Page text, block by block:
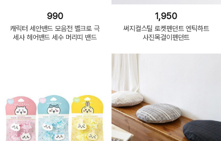
990
캐릭터 세안밴드 모음전 벨크로 극
세사 헤어밴드 세수 머리띠 밴드
1,950
써지컬스틸 로켓펜던트 엔틱하트
사진목걸이펜던트